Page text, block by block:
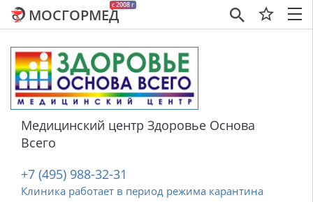
×
c 2008 г
МОСГОРМЕД
Медицинский центр Здоровье Основа
Всего
+7 (495) 988-32-31
Клиника работает в период режима карантина